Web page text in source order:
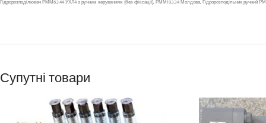
Гідророзподілювач РММ6.3.44 УХЛ4 з ручним керуванням (без фіксації), РММ10.3.34 Молдова, Гідророзподільник ручний
Супутні товари